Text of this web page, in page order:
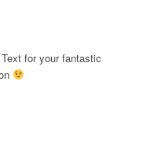
for your fantastic